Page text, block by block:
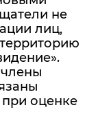
не
лиц,
при оценке